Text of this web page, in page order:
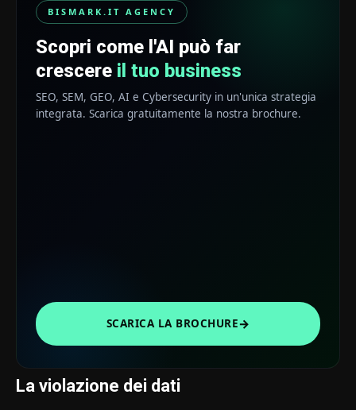
BISMARK.IT AGENCY
Scopri come l'AI può far
crescere il tuo business
SEO, SEM, GEO, AI e Cybersecurity in un'unica strategia
integrata. Scarica gratuitamente la nostra brochure.
SCARICA LA BROCHURE→
La violazione dei dati